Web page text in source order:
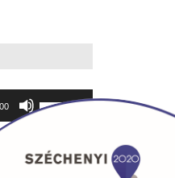
hangerő
csökkentéséhez